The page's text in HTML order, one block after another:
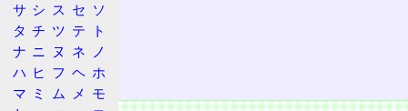
特徴
サービス
サ シ ス セ ソ
タ チ ツ テ
ト
ナ ニ ヌ ネ
ノ
ハ ヒ フ ヘ ホ
マ ミ ム メ
モ